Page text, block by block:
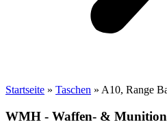
Startseite » Taschen » A10, Range
WMH - Waffen- &